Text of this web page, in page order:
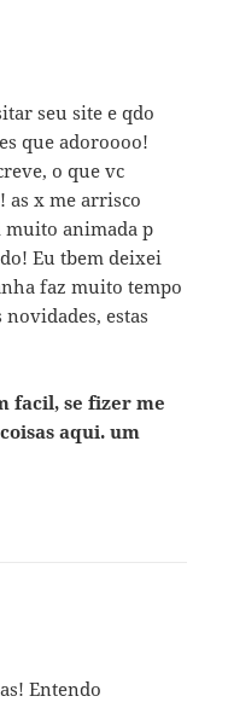
seu site e qdo
que adoroooo!
o que vc
as x me arrisco
muito animada p
Eu tbem deixei
faz muito tempo
estas
facil, se fizer me
aqui. um
Entendo